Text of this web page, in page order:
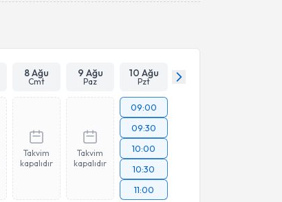
8 Ağu
Cmt
9 Ağu
Paz
10 Ağu
Pzt
Takvim
kapalıdır
Takvim
kapalıdır
09:00
09:30
10:00
10:30
11:00